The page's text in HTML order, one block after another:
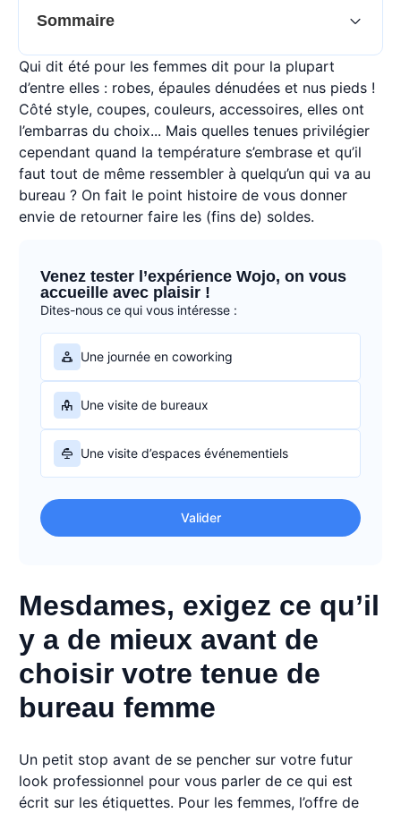
Sommaire
Qui dit été pour les femmes dit pour la plupart
d’entre elles : robes, épaules dénudées et nus pieds !
Côté style, coupes, couleurs, accessoires, elles ont
l’embarras du choix... Mais quelles tenues privilégier
cependant quand la température s’embrase et qu’il
faut tout de même ressembler à quelqu’un qui va au
bureau ? On fait le point histoire de vous donner
envie de retourner faire les (fins de) soldes.
Venez tester l’expérience Wojo, on vous
accueille avec plaisir !
Dites-nous ce qui vous intéresse :
Une journée en coworking
Une visite de bureaux
Une visite d’espaces événementiels
Valider
Mesdames, exigez ce qu’il
y a de mieux avant de
choisir votre tenue de
bureau femme
Un petit stop avant de se pencher sur votre futur
look professionnel pour vous parler de ce qui est
écrit sur les étiquettes. Pour les femmes, l’offre de